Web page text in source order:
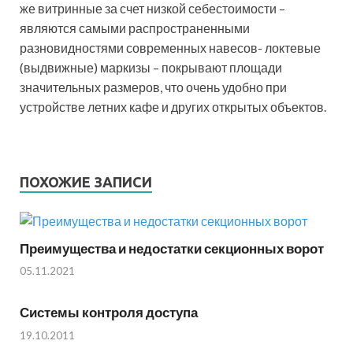
же витринные за счет низкой себестоимости –
являются самыми распространенными
разновидностями современных навесов- локтевые
(выдвижные) маркизы – покрывают площади
значительных размеров, что очень удобно при
устройстве летних кафе и других открытых объектов.
ПОХОЖИЕ ЗАПИСИ
Преимущества и недостатки секционных ворот
05.11.2021
Системы контроля доступа
19.10.2011